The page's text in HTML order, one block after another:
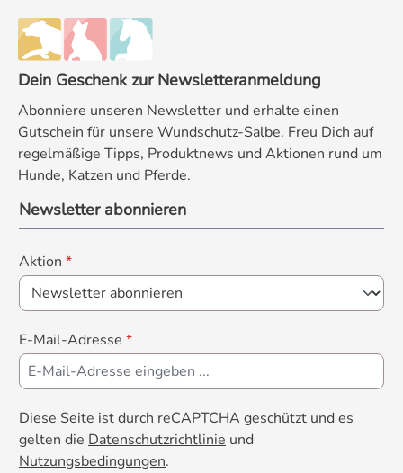
Dein Geschenk zur Newsletteranmeldung
Abonniere unseren Newsletter und erhalte einen
Gutschein für unsere Wundschutz-Salbe. Freu Dich auf
regelmäßige Tipps, Produktnews und Aktionen rund um
Hunde, Katzen und Pferde.
Newsletter abonnieren
Aktion *
E-Mail-Adresse *
Diese Seite ist durch reCAPTCHA geschützt und es
gelten die Datenschutzrichtlinie und
Nutzungsbedingungen.